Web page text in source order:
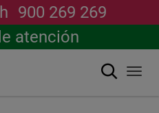
900 269 269
atención
Buscar